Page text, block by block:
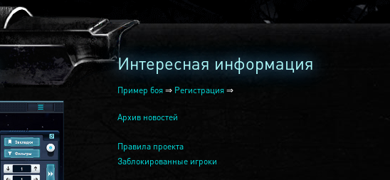
Интересная информация
Пример боя ⇒ Регистрация ⇒
Архив новостей
Правила проекта
Заблокированные игроки